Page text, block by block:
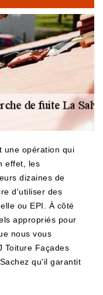
une opération qui
effet, les
dizaines de
d'utiliser des
ou EPI. À côté
appropriés pour
nous vous
Toiture Façades
qu'il garantit